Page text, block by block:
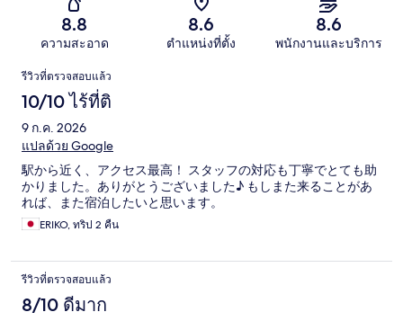
8.8
ความสะอาด
8.6
ตำแหน่งที่ตั้ง
8.6
พนักงานและบริการ
รีวิว
รีวิวที่ตรวจสอบแล้ว
10/10 ไร้ที่ติ
9 ก.ค. 2026
แปลด้วย Google
駅から近く、アクセス最高！ スタッフの対応も丁寧でとても助
かりました。ありがとうございました♪ もしまた来ることがあ
れば、また宿泊したいと思います。
ERIKO, ทริป 2 คืน
รีวิวที่ตรวจสอบแล้ว
8/10 ดีมาก